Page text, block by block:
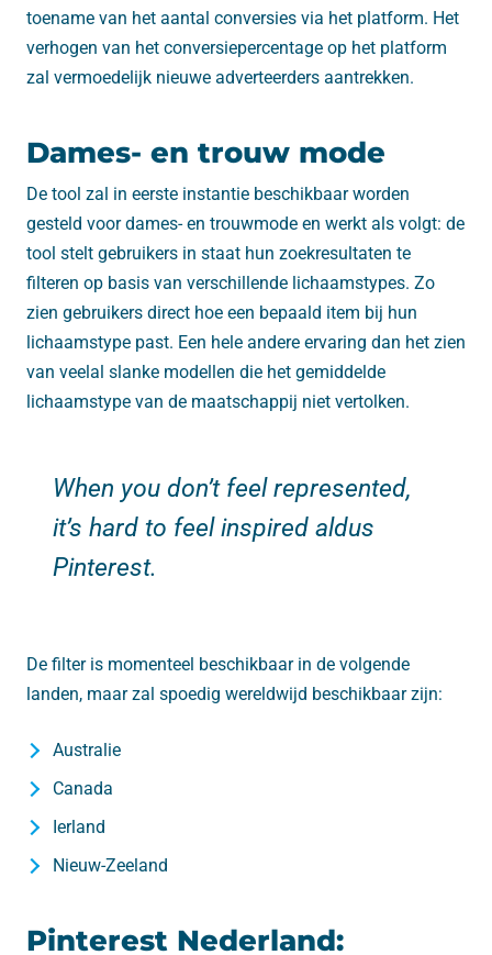
toename van het aantal conversies via het platform. Het
verhogen van het conversiepercentage op het platform
zal vermoedelijk nieuwe adverteerders aantrekken.
Dames- en trouw mode
De tool zal in eerste instantie beschikbaar worden
gesteld voor dames- en trouwmode en werkt als volgt: de
tool stelt gebruikers in staat hun zoekresultaten te
filteren op basis van verschillende lichaamstypes. Zo
zien gebruikers direct hoe een bepaald item bij hun
lichaamstype past. Een hele andere ervaring dan het zien
van veelal slanke modellen die het gemiddelde
lichaamstype van de maatschappij niet vertolken.
When you don’t feel represented,
it’s hard to feel inspired aldus
Pinterest.
De filter is momenteel beschikbaar in de volgende
landen, maar zal spoedig wereldwijd beschikbaar zijn:
Australie
Canada
Ierland
Nieuw-Zeeland
Pinterest Nederland: